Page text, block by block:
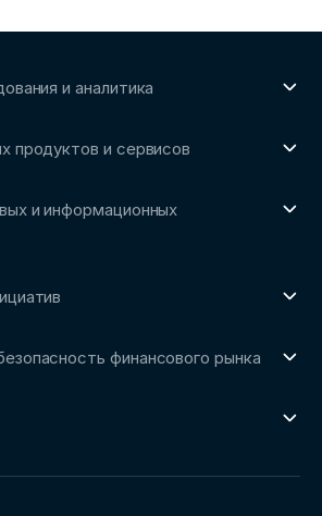
и аналитика
исследования
сервис
продуктов и сервисов
и информационных
тестирования
финансового рынка